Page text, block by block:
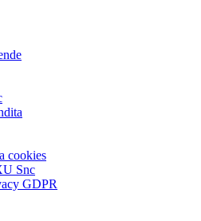
cookies
Snc
GDPR